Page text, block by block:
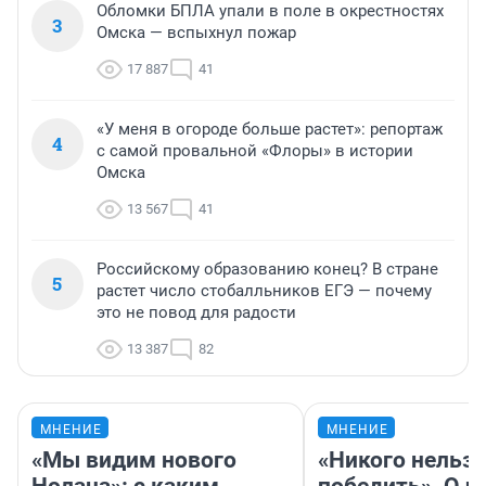
3
Обломки БПЛА упали в поле в окрестностях
Омска — вспыхнул пожар
17 887 41
4
«У меня в огороде больше растет»: репортаж
с самой провальной «Флоры» в истории
Омска
13 567 41
5
Российскому образованию конец? В стране
растет число стобалльников ЕГЭ — почему
это не повод для радости
13 387 82
МНЕНИЕ
«Мы видим нового
МНЕНИЕ
«Никого нельзя